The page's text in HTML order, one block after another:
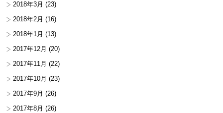
2018年3月 (23)
2018年2月 (16)
2018年1月 (13)
2017年12月 (20)
2017年11月 (22)
2017年10月 (23)
2017年9月 (26)
2017年8月 (26)